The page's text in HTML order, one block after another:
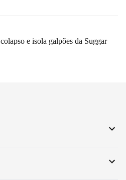
e isola galpões da Suggar